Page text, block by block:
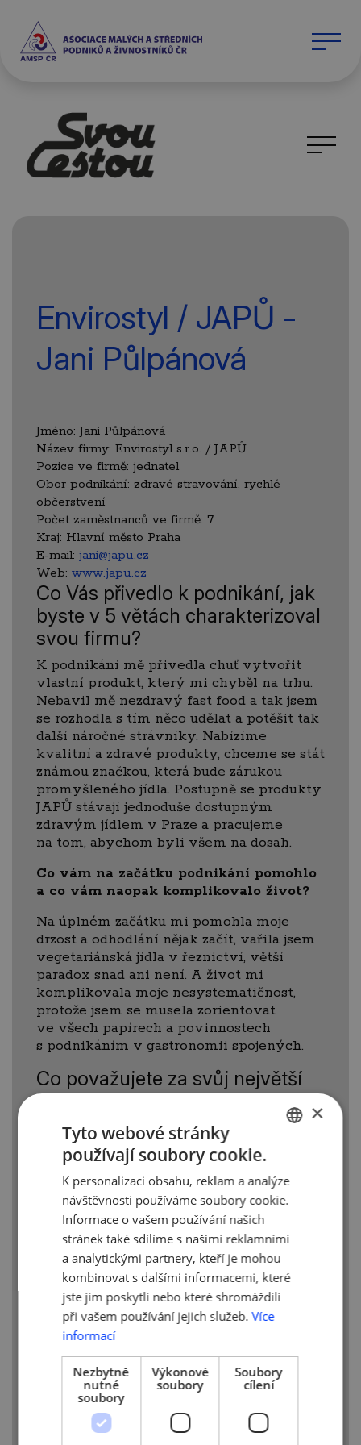
Envirostyl / JAPŮ -
Jani Půlpánová
Jméno: Jani Půlpánová
Název firmy: Envirostyl s.r.o. / JAPŮ
Pozice ve firmě: jednatel
Obor podnikání: zdravé stravování, rychlé
občerstvení
Počet zaměstnanců ve firmě: 7
Kraj: Hlavní město Praha
E-mail: jani@japu.cz
Web: www.japu.cz
Co Vás přivedlo k podnikání, jak
byste v 5 větách charakterizoval
svou firmu?
K podnikání mě přivedla chuť vytvořit
vlastní produkt, který mi chyběl na trhu.
Nebavil mě nezdravý fast food a tak jsem
se rozhodla s tím něco udělat a potěšit tak
další náročné strávníky. Nabízíme
kvalitní a zdravé produkty, chceme se stát
známou značkou, která bude zárukou
promyšleného jídla. Postupně se produkty
JAPŮ stávají jednoduše dostupným
zdravým jídlem v Praze a pracujeme
na tom, abychom byli všem na dosah.
Co vám na začátku podnikání pomohlo
a co vám naopak komplikovalo život?
Na úplném začátku mi pomohla moje
drzost a odhodlání nějak začít, vařila jsem
vegetariánská jídla v řeznictví, větší
paradox snad ani není. A život mi
komplikovala moje nesystematičnost,
protože jsem se musela zorientovat
ve všech papírech a povinnostech
s podnikáním v gastronomii spojených.
Co považujete za svůj největší
úspěch?
Líbí se mi pozorovat jak jsme každý rok
jinde, o kus vpřed, jak každý rok řešíme
nové "starosti" a jak vše pomalu, ale jistě,
směřuje k úspěchu. Vloni jsme se dostali
do finále Social Impact Award, vyhráli
jsem Demo Day u nás v podnikatelském
inkubátoru Point One a různě jsem o JAPŮ
prezentovala. Ale tím opravdovým
úspěchem jsou naši spokojení zákazníci,
zákazníci, kteří o JAPŮ mluví a vnímají
kvalitu a záměr značky.
Jaké jsou Vaše plány
do budoucna?
Do budoucna bych měla ráda vlastní
firemní výrobnu a spolehlivý tým lidí jak
do kuchyně, tak do terénu. Mám v hlavě
další produktové řady a těším se, až je
ENGLISH
×
Tyto webové stránky
používají soubory cookie.
K personalizaci obsahu, reklam a analýze
návštěvnosti používáme soubory cookie.
Informace o vašem používání našich
stránek také sdílíme s našimi reklamními
a analytickými partnery, kteří je mohou
kombinovat s dalšími informacemi, které
jste jim poskytli nebo které shromáždili
při vašem používání jejich služeb. Více
informací
Nezbytně
nutné
soubory
Výkonové
soubory
Soubory
cílení